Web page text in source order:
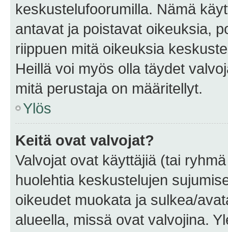
keskustelufoorumilla. Nämä
antavat ja poistavat oikeuksia,
riippuen mitä oikeuksia
Heillä voi myös olla täydet
mitä perustaja on määritellyt.
Ylös
Keitä ovat valvojat?
Valvojat ovat käyttäjiä (tai
huolehtia keskustelujen
oikeudet muokata ja sulkea/
alueella, missä ovat valvojina.